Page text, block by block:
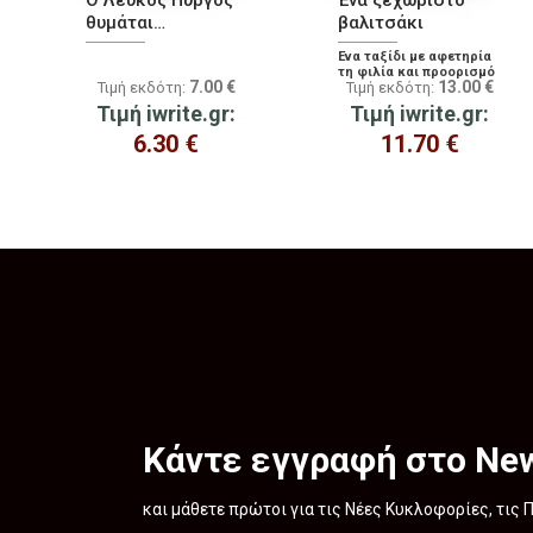
θυμάται…
Τιμή εκδότη: 7.00 €
Τιμή iwrite.gr:
6.30 €
βαλιτσάκι
Ένα ταξίδι με αφετηρία
τη φιλία και προορισμό
την αγάπη και τον
σεβασμό
Τιμή εκδότη: 13.00 €
Τιμή iwrite.gr:
11.70 €
Κάντε εγγραφή στο
και μάθετε πρώτοι για τις Νέες Κυκλοφορίες,